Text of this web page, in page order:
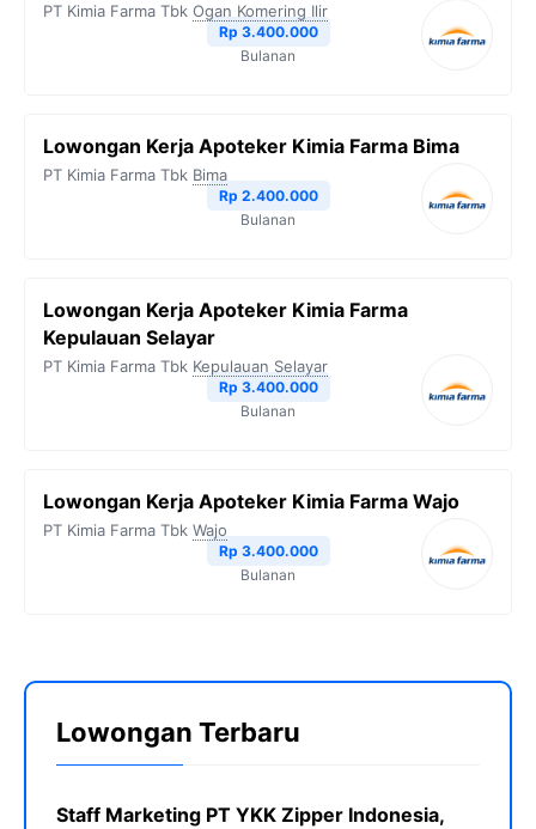
PT Kimia Farma Tbk Ogan Komering Ilir
Rp 3.400.000
Bulanan
Lowongan Kerja Apoteker Kimia Farma Bima
PT Kimia Farma Tbk Bima
Rp 2.400.000
Bulanan
Lowongan Kerja Apoteker Kimia Farma
Kepulauan Selayar
PT Kimia Farma Tbk Kepulauan Selayar
Rp 3.400.000
Bulanan
Lowongan Kerja Apoteker Kimia Farma Wajo
PT Kimia Farma Tbk Wajo
Rp 3.400.000
Bulanan
Lowongan Terbaru
Staff Marketing PT YKK Zipper Indonesia,